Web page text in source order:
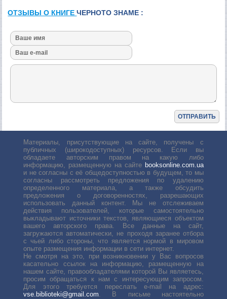
ОТЗЫВЫ О КНИГЕЧЕРНОТО ЗНАМЕ :
Материалы, присутствующие на сайте, получены с
публичных (широкодоступных) ресурсов. Если вы
обладаете авторским правом на какую либо
информацию, размещенную на сайте booksonline.com.ua
и не согласны с её общедоступностью в будущем, то мы
согласны рассмотреть предложения по удалению
определенного материала, а также обсудить
предложения о договоренностях, разрешающих
использовать данный контент. Мы не отслеживаем
действия пользователей, которые самостоятельно
выкладывают источники текстов, являющиеся объектом
вашего авторского права. Все данные на сайт,
загружаются автоматически, не проходя заранее отбора
с чьей либо стороны, что является нормой в мировом
опыте размещения информации в сети интернет.
Не смотря на это, при возникновении у Вас вопросов
касательно ссылок на информацию, размещенную на
нашем сайте, правообладателями которой Вы являетесь,
просим обращаться к нам с интересующим запросом.
Для этого требуется переслать е-mail на адрес:
vse.biblioteki@gmail.com. В письме настоятельно